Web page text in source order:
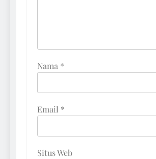
Nama *
Email *
Situs Web